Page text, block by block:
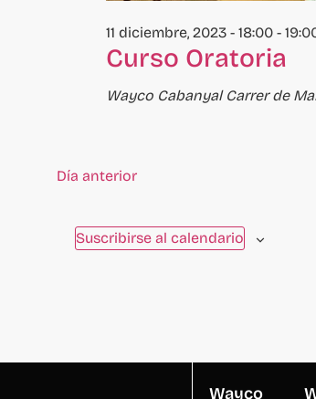
Curso Oratoria
11 diciembre, 2023 - 18:00-
Wayco Cabanyal Carrer de
Día anterior
Suscribirse al calendario
Wayco